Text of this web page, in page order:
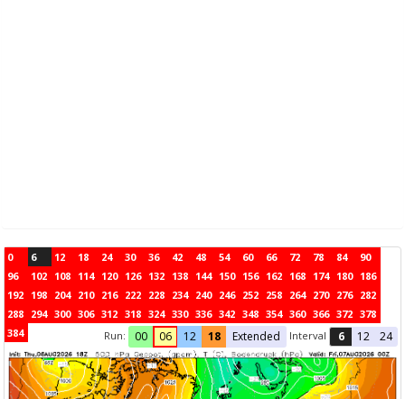
0 6 12 18 24 30 36 42 48 54 60 66 72 78 84
90
96
102 108 114 120 126 132 138 144 150 156 162 168 174 180 186
192 198 204 210 216 222 228 234 240 246 252 258 264 270 276 282
288 294 300 306 312 318 324 330 336 342 348 354 360 366 372 378
384
Run: 00 06 12 18 Extended Interval 6 12 24